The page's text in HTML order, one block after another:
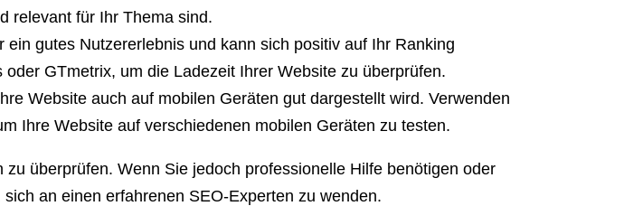
relevant für Ihr Thema sind.
gutes Nutzererlebnis und kann sich positiv auf Ihr Ranking
GTmetrix, um die Ladezeit Ihrer Website zu überprüfen.
Website auch auf mobilen Geräten gut dargestellt wird. Verwenden
Ihre Website auf verschiedenen mobilen Geräten zu testen.
überprüfen. Wenn Sie jedoch professionelle Hilfe benötigen oder
an einen erfahrenen SEO-Experten zu wenden.